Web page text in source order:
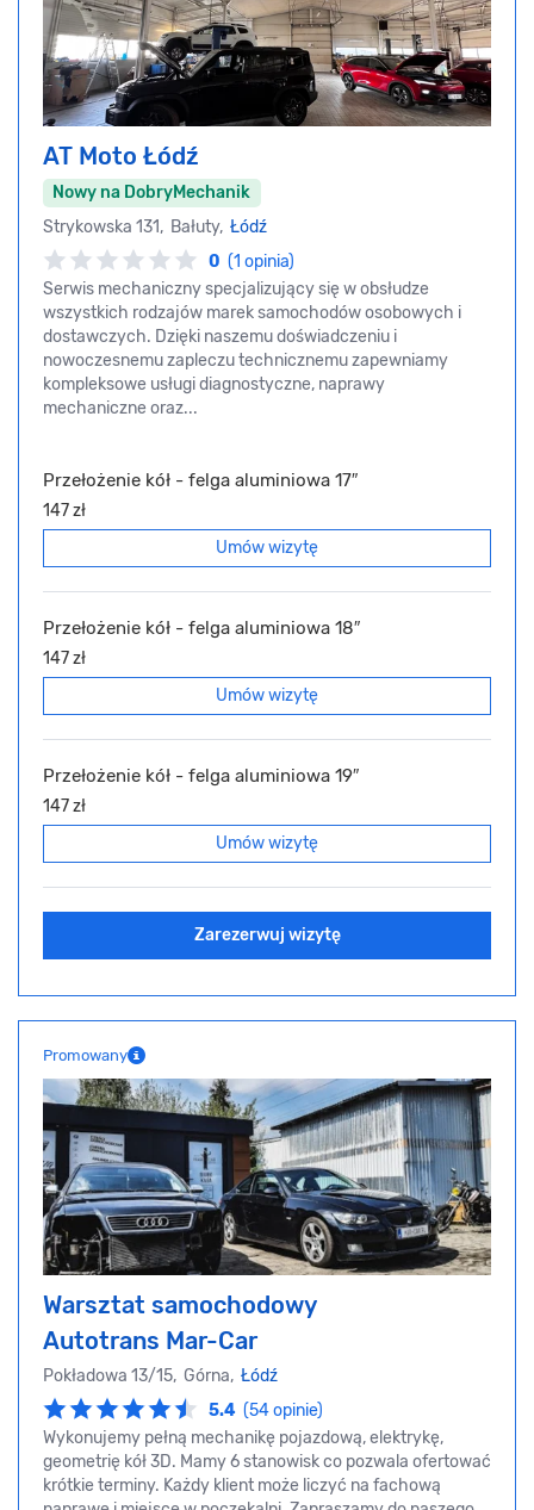
AT Moto Łódź
Nowy na DobryMechanik
Strykowska 131, Bałuty, Łódź
0 (1 opinia)
Serwis mechaniczny specjalizujący się w obsłudze
wszystkich rodzajów marek samochodów osobowych i
dostawczych. Dzięki naszemu doświadczeniu i
nowoczesnemu zapleczu technicznemu zapewniamy
kompleksowe usługi diagnostyczne, naprawy
mechaniczne oraz...
Przełożenie kół - felga aluminiowa 17″
147 zł
Umów wizytę
Przełożenie kół - felga aluminiowa 18″
147 zł
Umów wizytę
Przełożenie kół - felga aluminiowa 19″
147 zł
Umów wizytę
Zarezerwuj wizytę
Promowany
Warsztat samochodowy
Autotrans Mar-Car
Pokładowa 13/15, Górna, Łódź
5.4 (54 opinie)
Wykonujemy pełną mechanikę pojazdową, elektrykę,
geometrię kół 3D. Mamy 6 stanowisk co pozwala ofertować
krótkie terminy. Każdy klient może liczyć na fachową